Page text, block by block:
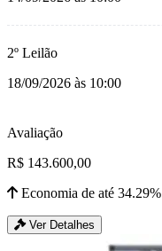
2º Leilão
18/09/2026 às 10:00
Avaliação
R$ 143.600,00
Economia de até 34.29%
Ver Detalhes